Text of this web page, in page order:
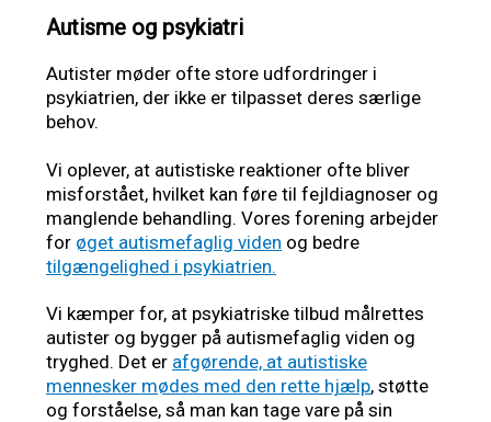
Autisme og psykiatri
Autister møder ofte store udfordringer i
psykiatrien, der ikke er tilpasset deres særlige
behov.
Vi oplever, at autistiske reaktioner ofte bliver
misforstået, hvilket kan føre til fejldiagnoser og
manglende behandling. Vores forening arbejder
for øget autismefaglig viden og bedre
tilgængelighed i psykiatrien.
Vi kæmper for, at psykiatriske tilbud målrettes
autister og bygger på autismefaglig viden og
tryghed. Det er afgørende, at autistiske
mennesker mødes med den rette hjælp, støtte
og forståelse, så man kan tage vare på sin